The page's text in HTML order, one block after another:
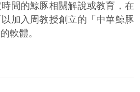
間的鯨豚相關解說或教育，在
加入周教授創立的「中華鯨豚
軟體。